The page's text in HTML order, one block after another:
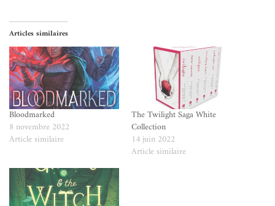
Articles similaires
Bloodmarked
8 novembre 2022
Article similaire
The Twilight Saga White
Collection
14 juin 2022
Article similaire